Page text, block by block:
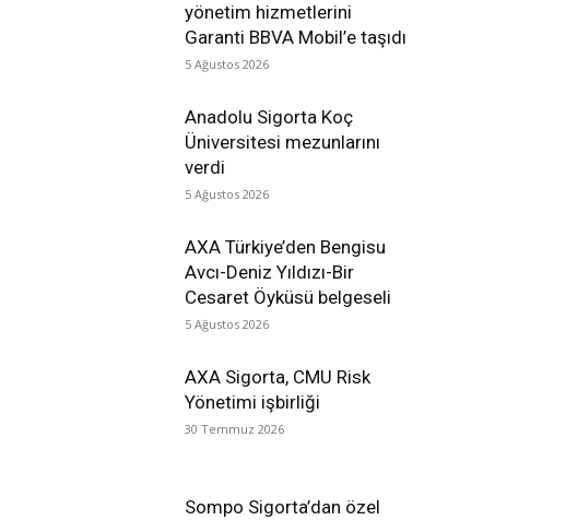
yönetim hizmetlerini
Garanti BBVA Mobil’e taşıdı
5 Ağustos 2026
Anadolu Sigorta Koç
Üniversitesi mezunlarını
verdi
5 Ağustos 2026
AXA Türkiye’den Bengisu
Avcı-Deniz Yıldızı-Bir
Cesaret Öyküsü belgeseli
5 Ağustos 2026
AXA Sigorta, CMU Risk
Yönetimi işbirliği
30 Temmuz 2026
Sompo Sigorta’dan özel